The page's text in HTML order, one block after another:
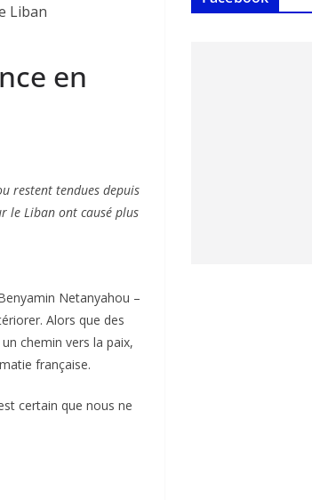
en
restent tendues depuis
le Liban ont causé plus
Netanyahou –
Alors que des
chemin vers la paix,
française.
certain que nous ne